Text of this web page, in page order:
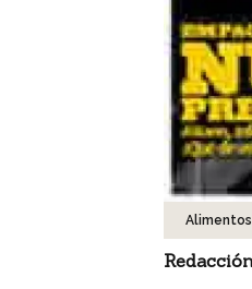
Alimentos